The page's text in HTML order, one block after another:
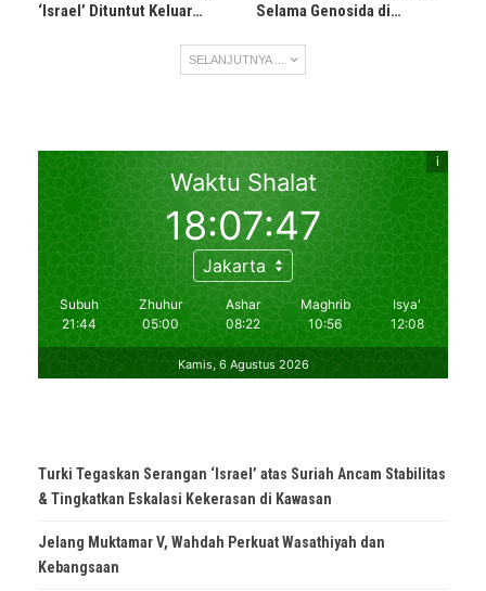
‘Israel’ Dituntut Keluar…
Selama Genosida di…
SELANJUTNYA ...
Turki Tegaskan Serangan ‘Israel’ atas Suriah Ancam Stabilitas
& Tingkatkan Eskalasi Kekerasan di Kawasan
Jelang Muktamar V, Wahdah Perkuat Wasathiyah dan
Kebangsaan